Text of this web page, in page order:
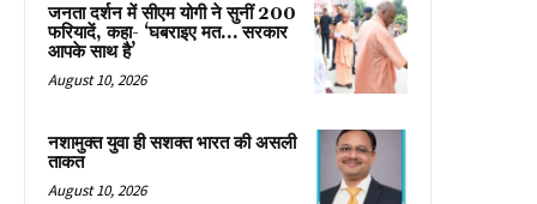
जनता दर्शन में सीएम योगी ने सुनीं 200
फरियादें, कहा- ‘घबराइए मत… सरकार
आपके साथ है’
August 10, 2026
नशामुक्त युवा ही सशक्त भारत की असली
ताकत
August 10, 2026